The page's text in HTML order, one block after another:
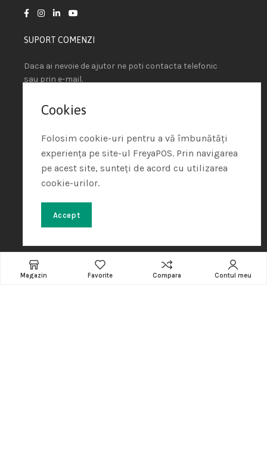
SUPORT COMENZI
Daca ai nevoie de ajutor ne poti contacta telefonic
sau prin e-mail.
+4 021.636.70.85
Intrebari frecvente
Cos de cumparaturi
INFORMATII
Magazin Favorite Compara Contul meu
Cookies
Folosim cookie-uri pentru a vă îmbunătăți
experiența pe site-ul FreyaPOS. Prin navigarea
pe acest site, sunteți de acord cu utilizarea
cookie-urilor.
Accept